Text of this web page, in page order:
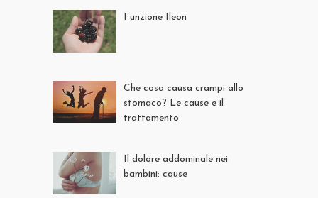
Funzione Ileon
Che cosa causa crampi allo
stomaco? Le cause e il
trattamento
Il dolore addominale nei
bambini: cause